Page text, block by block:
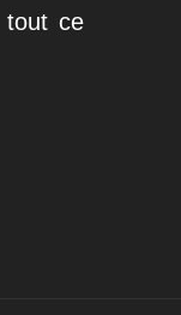
tout ce